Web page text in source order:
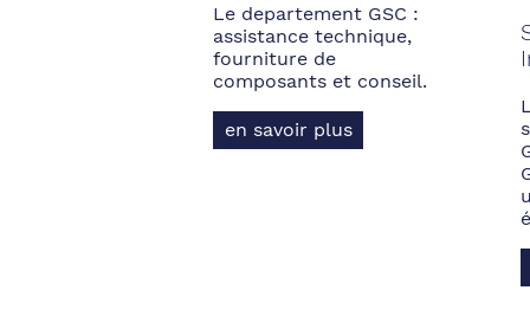
Le departement GSC :
assistance technique,
fourniture de
composants et conseil.
en savoir plus